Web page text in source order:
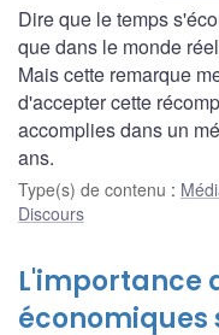
Dire que le temps
que dans le monde
Mais cette remarque
d'accepter cette
accomplies dans un
ans.
Type(s) de contenu :
Discours
L'importance
économiques